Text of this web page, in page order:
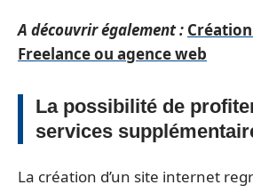
A découvrir également :
Freelance ou agence web
La possibilité de
services
La création d’un site internet